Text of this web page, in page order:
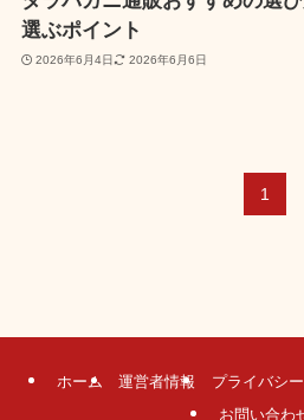
選ぶポイント
2026年6月4日 2026年6月6日
1
ホーム 運営者情報 プライバシ
お問い合わ